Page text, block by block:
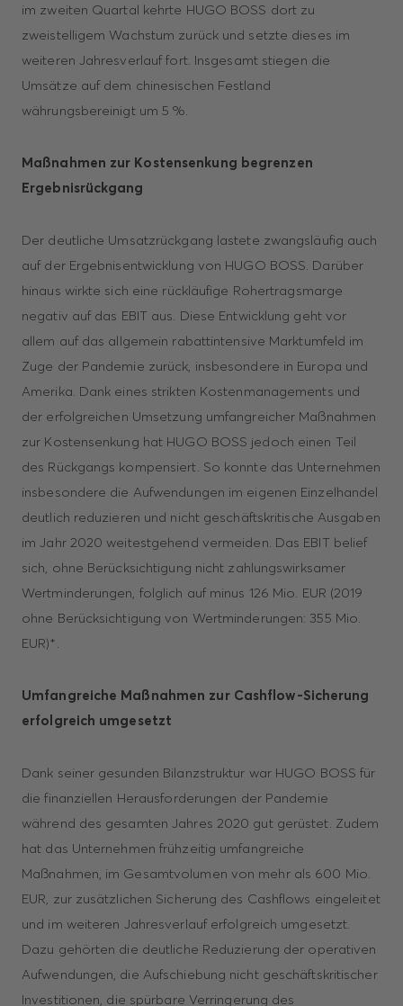
im zweiten Quartal kehrte HUGO BOSS dort zu
zweistelligem Wachstum zurück und setzte dieses im
weiteren Jahresverlauf fort. Insgesamt stiegen die
Umsätze auf dem chinesischen Festland
währungsbereinigt um 5 %.
Maßnahmen zur Kostensenkung begrenzen
Ergebnisrückgang
Der deutliche Umsatzrückgang lastete zwangsläufig auch
auf der Ergebnis­entwicklung von HUGO BOSS. Darüber
hinaus wirkte sich eine rückläufige Roh­ertragsmarge
negativ auf das EBIT aus. Diese Entwicklung geht vor
allem auf das allgemein rabattintensive Marktumfeld im
Zuge der Pandemie zurück, insbesondere in Europa und
Amerika. Dank eines strikten Kostenmanagements und
der erfolg­reichen Umsetzung umfangreicher Maßnahmen
zur Kostensenkung hat HUGO BOSS jedoch einen Teil
des Rückgangs kompensiert. So konnte das Unternehmen
insbesondere die Aufwendungen im eigenen Einzelhandel
deutlich reduzieren und nicht geschäftskritische Ausgaben
im Jahr 2020 weitestgehend vermeiden. Das EBIT belief
sich, ohne Berücksichtigung nicht zahlungswirksamer
Wertminderungen, folglich auf minus 126 Mio. EUR (2019
ohne Berücksichtigung von Wert­minderungen: 355 Mio.
EUR)*.
Umfangreiche Maßnahmen zur Cashflow-Sicherung
erfolgreich umgesetzt
Dank seiner gesunden Bilanzstruktur war HUGO BOSS für
die finanziellen Heraus­forderungen der Pandemie
während des gesamten Jahres 2020 gut gerüstet. Zudem
hat das Unternehmen frühzeitig umfangreiche
Maßnahmen, im Gesamtvolumen von mehr als 600 Mio.
EUR, zur zusätzlichen Sicherung des Cashflows eingeleitet
und im weiteren Jahresverlauf erfolgreich umgesetzt.
Dazu gehörten die deutliche Reduzie­rung der operativen
Aufwendungen, die Aufschiebung nicht geschäftskritischer
Investitionen, die spürbare Verringerung des